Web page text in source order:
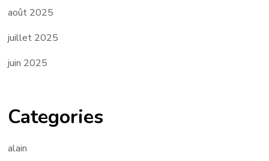
août 2025
juillet 2025
juin 2025
Categories
alain